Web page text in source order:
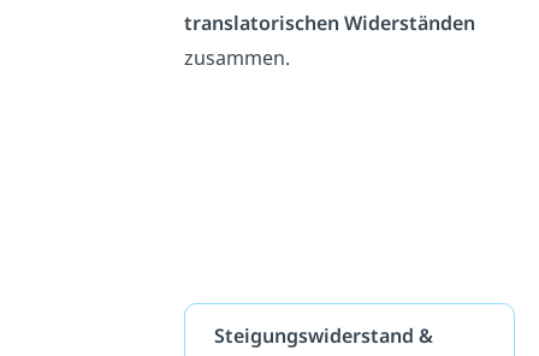
translatorischen Widerständen
zusammen.
Steigungswiderstand &